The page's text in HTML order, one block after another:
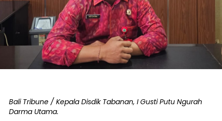
Bali Tribune / Kepala Disdik Tabanan, I Gusti Putu Ngurah
Darma Utama.